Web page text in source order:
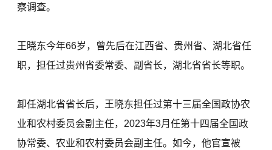
察调查。
王晓东今年66岁，曾先后在江西省、贵州省、湖北省任
职，担任过贵州省委常委、副省长，湖北省省长等职。
卸任湖北省省长后，王晓东担任过第十三届全国政协农
业和农村委员会副主任，2023年3月任第十四届全国政
协常委、农业和农村委员会副主任。如今，他官宣被